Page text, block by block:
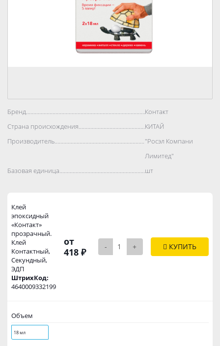
Бренд..................................................................................Контакт
Страна происхождения..................................................................................
КИТАЙ
Производитель..................................................................................
"Росэл Компани
Лимитед"
Базовая единица..................................................................................
шт
Клей
эпоксидный
«Контакт»
прозрачный.
Клей
Контактный,
Секундный,
ЭДП
ШтрихКод:
4640009332199
от
418 ₽
- + КУПИТЬ
Объем
18 мл